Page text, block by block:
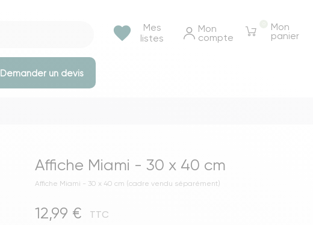
Mes
listes
favorite Mon
compte
Mon
panier
Commodes Tables basse & appoints
Tables de chevet
Demander un devis
Affiche Miami - 30 x 40 cm
Affiche Miami - 30 x 40 cm (cadre vendu séparément)
12,99 € TTC